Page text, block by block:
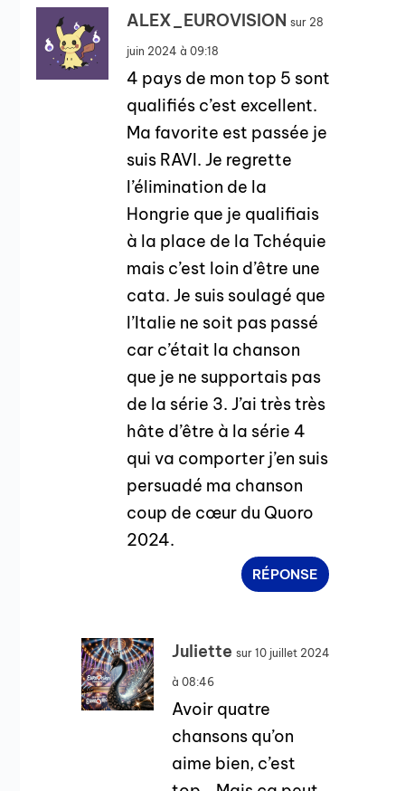
ALEX_EUROVISION sur 28
juin 2024 à 09:18
4 pays de mon top 5 sont
qualifiés c’est excellent.
Ma favorite est passée je
suis RAVI. Je regrette
l’élimination de la
Hongrie que je qualifiais
à la place de la Tchéquie
mais c’est loin d’être une
cata. Je suis soulagé que
l’Italie ne soit pas passé
car c’était la chanson
que je ne supportais pas
de la série 3. J’ai très très
hâte d’être à la série 4
qui va comporter j’en suis
persuadé ma chanson
coup de cœur du Quoro
2024.
RÉPONSE
Juliette sur 10 juillet 2024
à 08:46
Avoir quatre
chansons qu’on
aime bien, c’est